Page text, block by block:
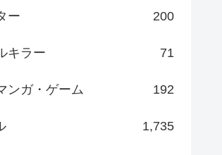
ー 200
キラー 71
ンガ・ゲーム 192
1,735